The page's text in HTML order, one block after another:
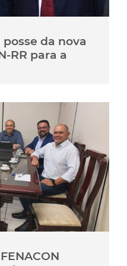
da nova
RR para a